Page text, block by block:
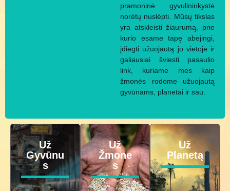
pramoninė gyvulininkystė
norėtų nuslėpti. Mūsų tikslas
yra atskleisti žiaurumą, prie
kurio esame tapę abejingi,
įdiegti užuojautą jo vietoje ir
galiausiai šviesti pasaulio
link, kuriame mes kaip
žmonės rodome užuojautą
gyvūnams, planetai ir sau.
Už
Gyvūnu
s
Už
Žmone
s
Už
Planetą